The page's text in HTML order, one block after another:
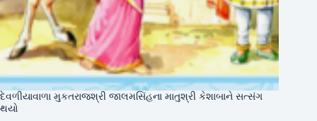
દેવળીયાવાળા મુકતરાજશ્રી જાલમસિંહના માતુશ્રી કેશાબાને સત્સંગ
થયો